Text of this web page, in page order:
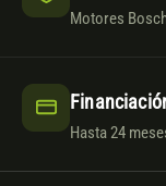
Motores
Hasta 24